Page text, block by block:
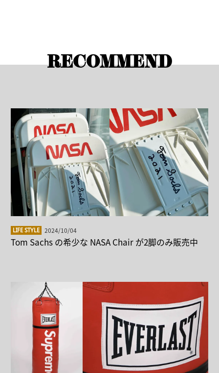
RECOMMEND
LIFE STYLE 2024/10/04
Tom Sachs の希少な NASA Chair が2脚のみ販売中